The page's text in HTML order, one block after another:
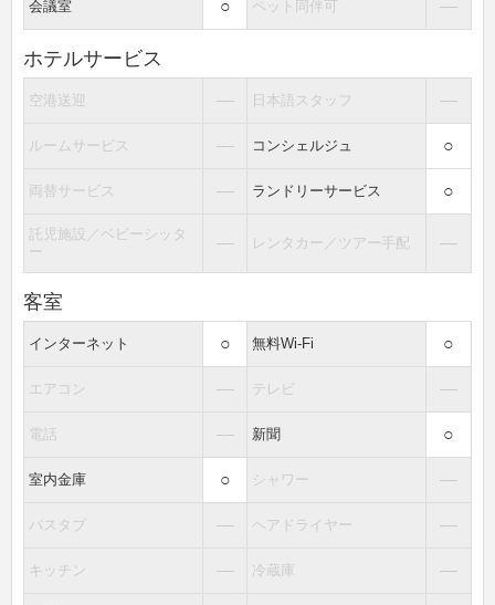
会議室 ○ ペット同伴可 ―
ホテルサービス
空港送迎 ― 日本語スタッフ ―
ルームサービス ― コンシェルジュ ○
両替サービス ― ランドリーサービス ○
託児施設／ベビーシッタ
ー
― レンタカー／ツアー手配 ―
客室
インターネット ○ 無料Wi-Fi ○
エアコン ― テレビ ―
電話 ― 新聞 ○
室内金庫 ○ シャワー ―
バスタブ ― ヘアドライヤー ―
キッチン ― 冷蔵庫 ―